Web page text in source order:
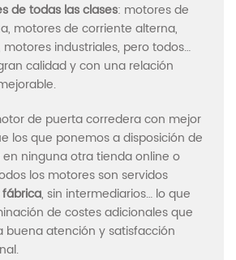
de todas las clases: motores de
motores de corriente alterna,
industriales, pero todos…
calidad y con una relación
de puerta corredera con mejor
los que ponemos a disposición de
ninguna otra tienda online o
los motores son servidos
, sin intermediarios… lo que
de costes adicionales que
buena atención y satisfacción